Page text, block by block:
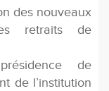
des nouveaux
retraits de
de
de l’institution